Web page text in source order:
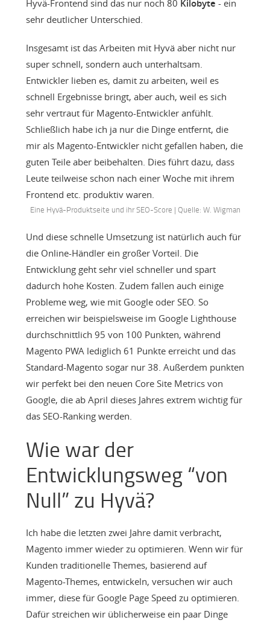
Hyvä-Frontend sind das nur noch 80 Kilobyte - ein
sehr deutlicher Unterschied.
Insgesamt ist das Arbeiten mit Hyvä aber nicht nur
super schnell, sondern auch unterhaltsam.
Entwickler lieben es, damit zu arbeiten, weil es
schnell Ergebnisse bringt, aber auch, weil es sich
sehr vertraut für Magento-Entwickler anfühlt.
Schließlich habe ich ja nur die Dinge entfernt, die
mir als Magento-Entwickler nicht gefallen haben, die
guten Teile aber beibehalten. Dies führt dazu, dass
Leute teilweise schon nach einer Woche mit ihrem
Frontend etc. produktiv waren.
Eine Hyvä-Produktseite und ihr SEO-Score | Quelle: W. Wigman
Und diese schnelle Umsetzung ist natürlich auch für
die Online-Händler ein großer Vorteil. Die
Entwicklung geht sehr viel schneller und spart
dadurch hohe Kosten. Zudem fallen auch einige
Probleme weg, wie mit Google oder SEO. So
erreichen wir beispielsweise im Google Lighthouse
durchschnittlich 95 von 100 Punkten, während
Magento PWA lediglich 61 Punkte erreicht und das
Standard-Magento sogar nur 38. Außerdem punkten
wir perfekt bei den neuen Core Site Metrics von
Google, die ab April dieses Jahres extrem wichtig für
das SEO-Ranking werden.
Wie war der
Entwicklungsweg “von
Null” zu Hyvä?
Ich habe die letzten zwei Jahre damit verbracht,
Magento immer wieder zu optimieren. Wenn wir für
Kunden traditionelle Themes, basierend auf
Magento-Themes, entwickeln, versuchen wir auch
immer, diese für Google Page Speed zu optimieren.
Dafür streichen wir üblicherweise ein paar Dinge